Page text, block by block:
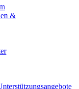
&